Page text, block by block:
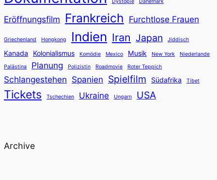
Eröffnungsfilm Frankreich Furchtlose Frauen
Griechenland Hongkong Indien Iran Japan Jiddisch
Kanada Kolonialismus Komödie Mexico Musik New York
Niederlande
Palästina
Planung Polizistin Roadmovie Roter Teppich
Schlangestehen Spanien Spielfilm Südafrika Tibet
Tickets Tschechien Ukraine Ungarn USA
Archive